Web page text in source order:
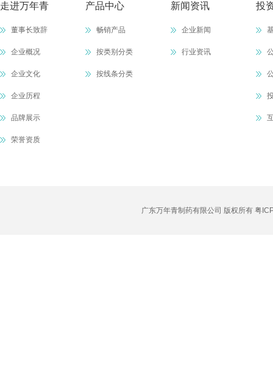
走进万年青
董事长致辞
企业概况
企业文化
企业历程
品牌展示
荣誉资质
产品中心
畅销产品
按类别分类
按线条分类
新闻资讯
企业新闻
行业资讯
投
广东万年青制药有限公司 版权所有 粤